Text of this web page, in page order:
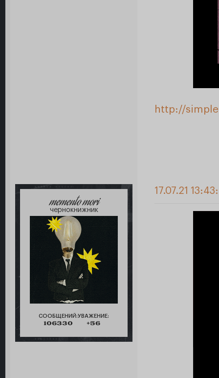
http://
memento mori
чернокнижник
СООБЩЕНИЙ:
106330
УВАЖЕНИЕ:
+56
17.07.21